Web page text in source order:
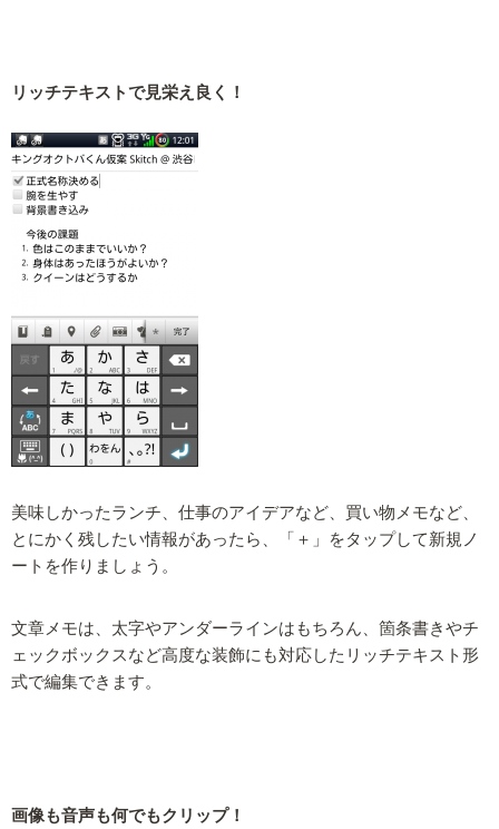
リッチテキストで見栄え良く！
美味しかったランチ、仕事のアイデアなど、買い物メモなど、
とにかく残したい情報があったら、「＋」をタップして新規ノ
ートを作りましょう。
文章メモは、太字やアンダーラインはもちろん、箇条書きやチ
ェックボックスなど高度な装飾にも対応したリッチテキスト形
式で編集できます。
画像も音声も何でもクリップ！